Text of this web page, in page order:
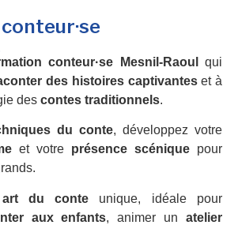
conteur·se Mesnil-Raoul
qui
des histoires captivanteset à
des contes traditionnels.
du conte, développez votre
et votre présence scénique pour
art du conte unique, idéale pour
aux enfants, animer unatelier